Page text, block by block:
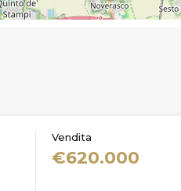
Vendita
€620.000